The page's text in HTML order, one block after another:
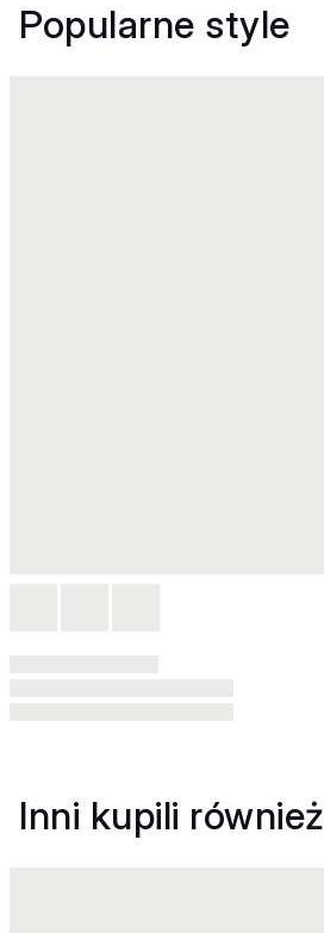
Popularne style
Inni kupili również